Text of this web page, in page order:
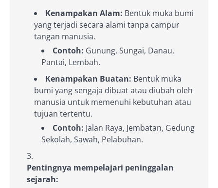
Kenampakan Alam: Bentuk muka bumi
yang terjadi secara alami tanpa campur
tangan manusia.
Contoh: Gunung, Sungai, Danau,
Pantai, Lembah.
Kenampakan Buatan: Bentuk muka
bumi yang sengaja dibuat atau diubah oleh
manusia untuk memenuhi kebutuhan atau
tujuan tertentu.
Contoh: Jalan Raya, Jembatan, Gedung
Sekolah, Sawah, Pelabuhan.
Pentingnya mempelajari peninggalan
sejarah: